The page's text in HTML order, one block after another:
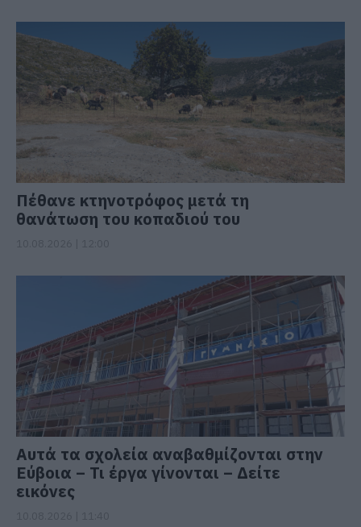
Πέθανε κτηνοτρόφος μετά τη
θανάτωση του κοπαδιού του
Αυτά τα σχολεία αναβαθμίζονται στην
Εύβοια – Τι έργα γίνονται – Δείτε
εικόνες